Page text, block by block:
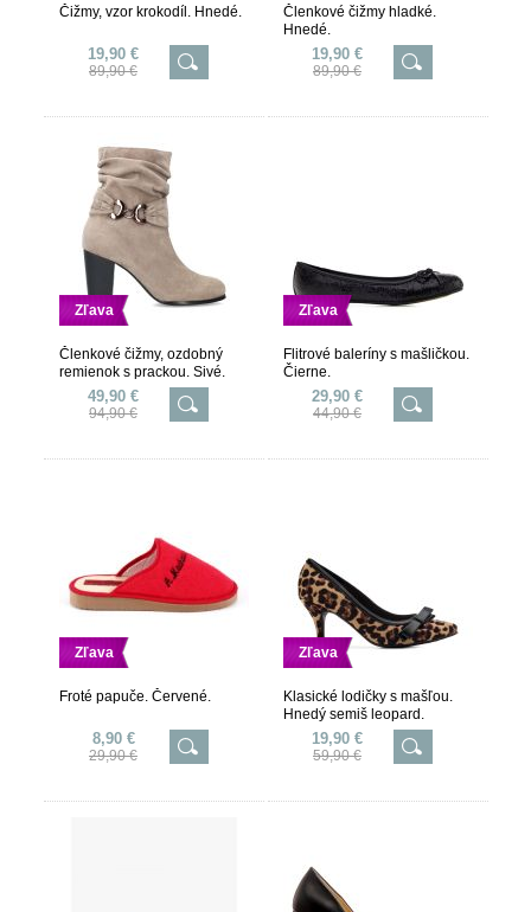
Čižmy, vzor krokodíl. Hnedé.
19,90 €
89,90 €
Členkové čižmy hladké.
Hnedé.
19,90 €
89,90 €
Zľava
Členkové čižmy, ozdobný
remienok s prackou. Sivé.
49,90 €
94,90 €
Zľava
Flitrové baleríny s mašličkou.
Čierne.
29,90 €
44,90 €
Zľava
Froté papuče. Červené.
8,90 €
29,90 €
Zľava
Klasické lodičky s mašľou.
Hnedý semiš leopard.
19,90 €
59,90 €